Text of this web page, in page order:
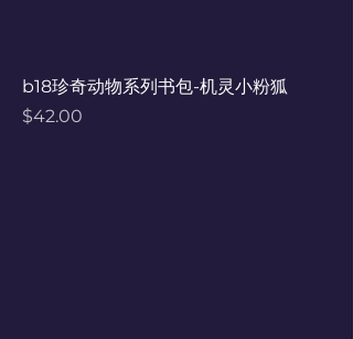
b18珍奇动物系列书包-机灵小粉狐
Price
$42.00